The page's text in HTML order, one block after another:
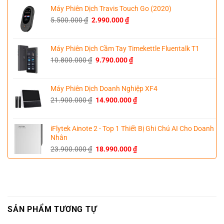
23.900.000 ₫.là:
22.500.000 ₫.
Máy Phiên Dịch Travis Touch Go (2020)
5.500.000₫ Giá
5.500.000 ₫.
2.990.000₫Giá
là:
2.990.000 ₫.
Máy Phiên Dịch Cầm Tay Timekettle Fluentalk T1
10.800.000₫ Giá
10.800.000 ₫.
9.790.000₫Giá
là:
9.790.000 ₫.
Máy Phiên Dịch Doanh Nghiệp XF4
21.900.000₫ Giá
21.900.000 ₫.
14.900.000₫Giá
là:
iFlytek Ainote 2 - Top 1 Thiết Bị Ghi Chú AI Cho Doanh
Nhân
23.900.000₫ Giá
gốc
18.990.000₫Giá
hiện
SẢN PHẨM TƯƠNG TỰ